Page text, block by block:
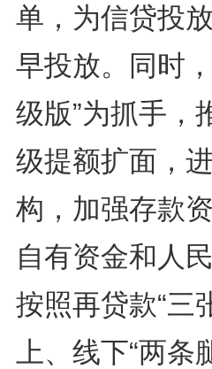
单，为信贷投
早投放。同时
级版”为抓手，
级提额扩面，
构，加强存款
自有资金和人
按照再贷款“三
上、线下“两